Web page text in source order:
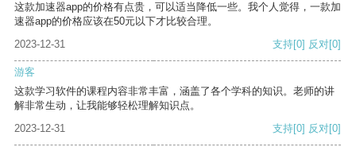
这款加速器app的价格有点贵，可以适当降低一些。我个人觉得，一款加
速器app的价格应该在50元以下才比较合理。
2023-12-31
支持[0] 反对[0]
游客
这款学习软件的课程内容非常丰富，涵盖了各个学科的知识。老师的讲
解非常生动，让我能够轻松理解知识点。
2023-12-31
支持[0] 反对[0]